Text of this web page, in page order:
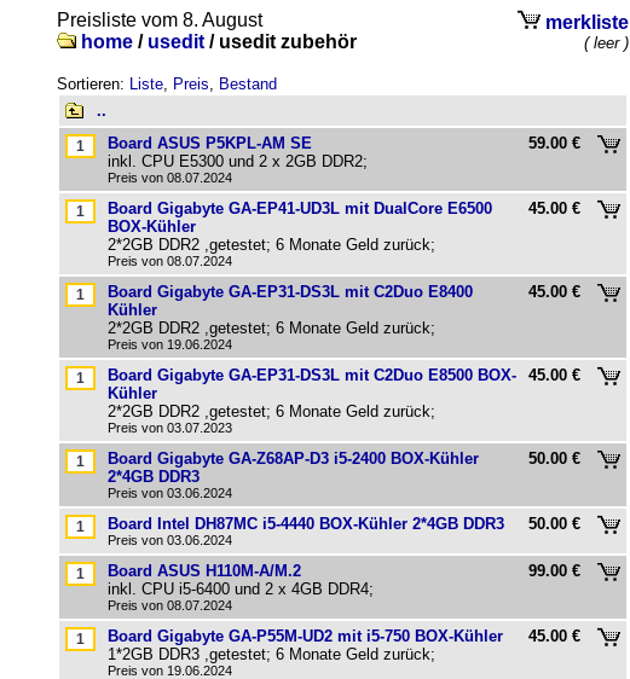
Preisliste vom 8. August
home / usedit / usedit zubehör
merkliste
( leer )
Sortieren: Liste, Preis, Bestand
..
Board ASUS P5KPL-AM SE
inkl. CPU E5300 und 2 x 2GB DDR2;
Preis von 08.07.2024
59.00 €
Board Gigabyte GA-EP41-UD3L mit DualCore E6500
BOX-Kühler
2*2GB DDR2 ,getestet; 6 Monate Geld zurück;
Preis von 08.07.2024
45.00 €
Board Gigabyte GA-EP31-DS3L mit C2Duo E8400
Kühler
2*2GB DDR2 ,getestet; 6 Monate Geld zurück;
Preis von 19.06.2024
45.00 €
Board Gigabyte GA-EP31-DS3L mit C2Duo E8500 BOX-
Kühler
2*2GB DDR2 ,getestet; 6 Monate Geld zurück;
Preis von 03.07.2023
45.00 €
Board Gigabyte GA-Z68AP-D3 i5-2400 BOX-Kühler
2*4GB DDR3
Preis von 03.06.2024
50.00 €
Board Intel DH87MC i5-4440 BOX-Kühler 2*4GB DDR3
Preis von 03.06.2024
50.00 €
Board ASUS H110M-A/M.2
inkl. CPU i5-6400 und 2 x 4GB DDR4;
Preis von 08.07.2024
99.00 €
Board Gigabyte GA-P55M-UD2 mit i5-750 BOX-Kühler
1*2GB DDR3 ,getestet; 6 Monate Geld zurück;
Preis von 19.06.2024
45.00 €